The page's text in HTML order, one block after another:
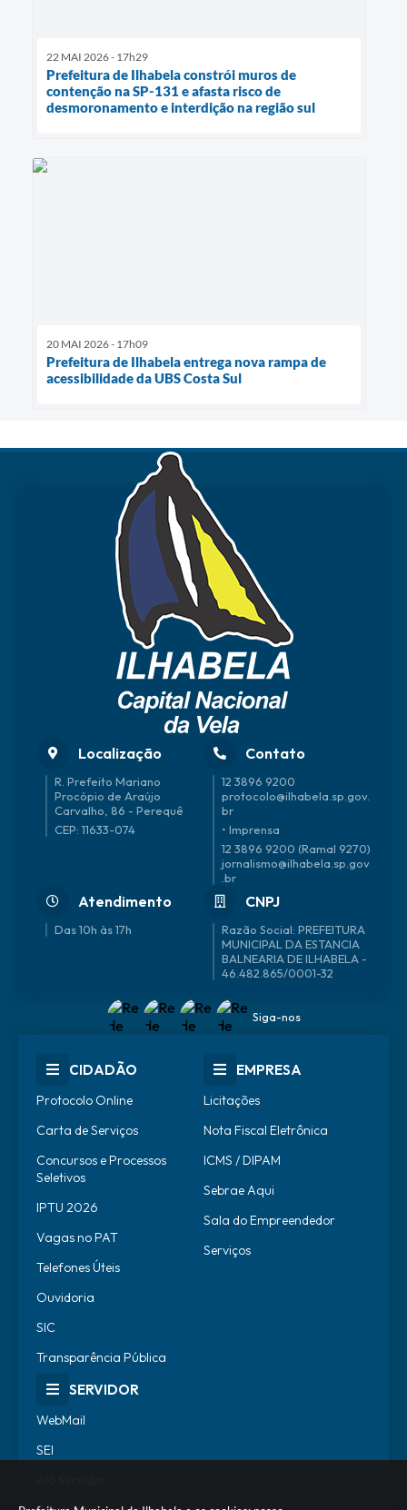
22 MAI 2026 - 17h29
Prefeitura de Ilhabela constrói muros de
contenção na SP-131 e afasta risco de
desmoronamento e interdição na região sul
20 MAI 2026 - 17h09
Prefeitura de Ilhabela entrega nova rampa de
acessibilidade da UBS Costa Sul
Localização
R. Prefeito Mariano
Procópio de Araújo
Carvalho, 86 - Perequê
CEP: 11633-074
Contato
12 3896 9200
protocolo@ilhabela.sp.gov.
br
• Imprensa
12 3896 9200 (Ramal 9270)
jornalismo@ilhabela.sp.gov
.br
Atendimento
Das 10h às 17h
CNPJ
46.482.865/0001-32
Siga-nos
CIDADÃO
Protocolo Online
Carta de Serviços
Concursos e Processos
Seletivos
IPTU 2026
Vagas no PAT
Telefones Úteis
Ouvidoria
SIC
Transparência Pública
EMPRESA
Licitações
Nota Fiscal Eletrônica
ICMS / DIPAM
Sebrae Aqui
Sala do Empreendedor
Serviços
SERVIDOR
WebMail
SEI